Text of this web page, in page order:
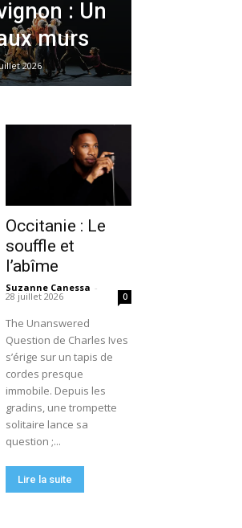
: Un
murs
2026
Occitanie : Le
souffle et
l’abîme
Suzanne Canessa -
28 juillet 2026 0
The Unanswered
Question de Charles Ives
s’érige sur un tapis de
cordes presque
immobile. Depuis les
gradins, une trompette
solitaire lance sa
question ;...
Lire la suite